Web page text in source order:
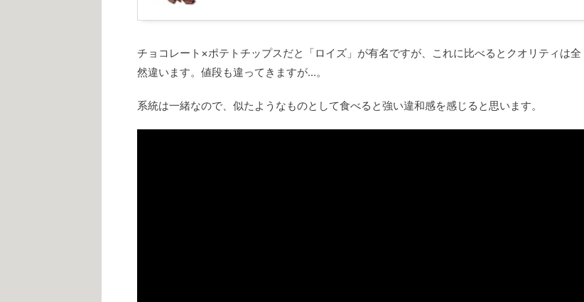
チョコレート×ポテトチップスだと「ロイズ」が有名ですが、これに比べるとクオリティは全
然違います。値段も違ってきますが...。
系統は一緒なので、似たようなものとして食べると強い違和感を感じると思います。